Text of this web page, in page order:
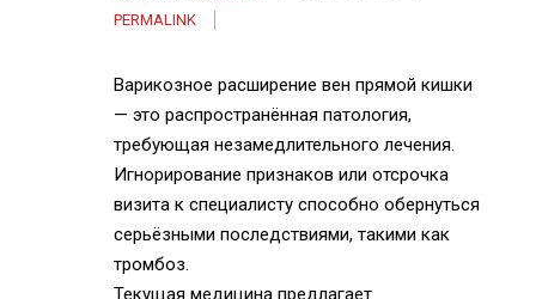
PERMALINK
Варикозное расширение вен прямой кишки
— это распространённая патология,
требующая незамедлительного лечения.
Игнорирование признаков или отсрочка
визита к специалисту способно обернуться
серьёзными последствиями, такими как
тромбоз.
Текущая медицина предлагает